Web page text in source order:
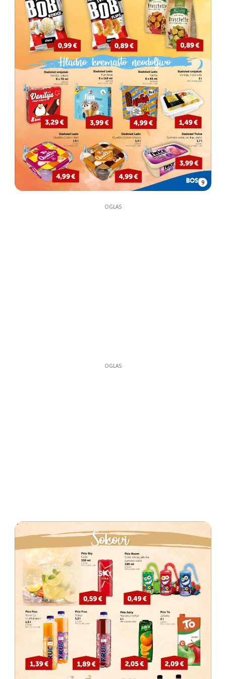
9
OGLAS
OGLAS